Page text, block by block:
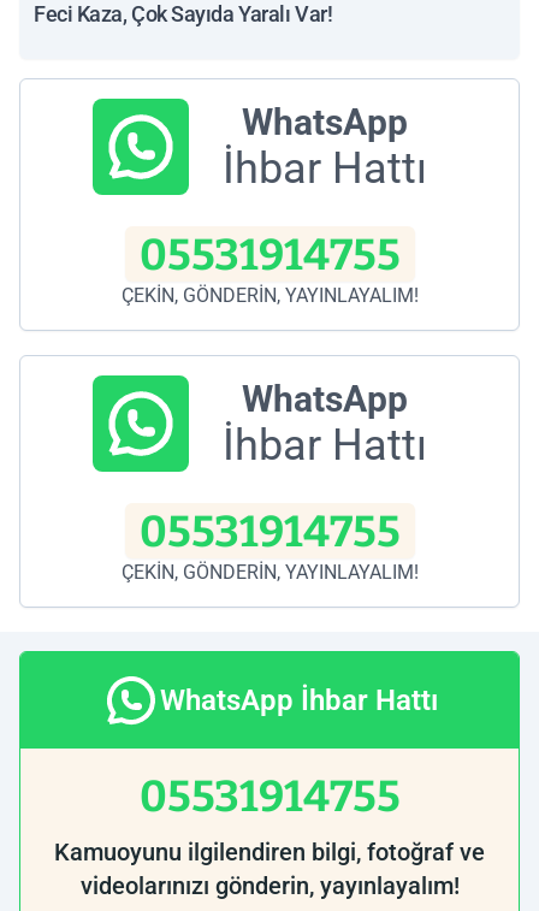
Feci Kaza, Çok Sayıda Yaralı Var!
WhatsApp
İhbar Hattı
05531914755
ÇEKİN, GÖNDERİN, YAYINLAYALIM!
WhatsApp
İhbar Hattı
05531914755
ÇEKİN, GÖNDERİN, YAYINLAYALIM!
WhatsApp İhbar Hattı
05531914755
Kamuoyunu ilgilendiren bilgi, fotoğraf ve
videolarınızı gönderin, yayınlayalım!